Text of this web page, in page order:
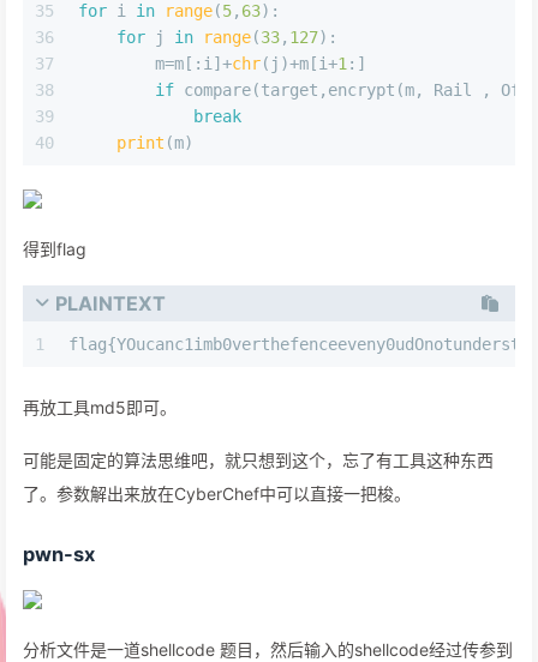
35
36
37
38
39
40
for i in range(5, 63):
for j in range(33, 127):
        m=m[:i]+
chr(j)+m[i+1:]
if compare(target,encrypt(m, Rail ,
break
print (m)
得到flag
PLAINTEXT
1
再放工具md5即可。
可能是固定的算法思维吧，就只想到这个，忘了有工具这种东西
了。参数解出来放在CyberChef中可以直接一把梭。
pwn-sx
分析文件是一道shellcode 题目，然后输入的shellcode经过传参到